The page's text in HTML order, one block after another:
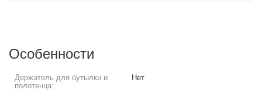
Особенности
Держатель для бутылки и
полотенца:
Нет